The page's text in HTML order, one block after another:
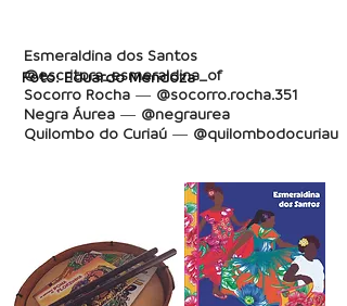
Foto: Eduardo Mendoza
Esmeraldina dos Santos
@escritora_esmeraldina_of
Socorro Rocha — @socorro.rocha.351
Negra Áurea — @negraurea
Quilombo do Curiaú — @quilombodocuriau